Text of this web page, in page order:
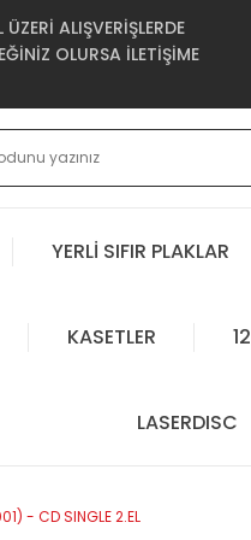
ALIŞVERİŞLERDE
OLURSA İLETİŞİME
YERLİ SIFIR PLAKLAR
KASETLER
LASERDISC
- CD SINGLE 2.EL